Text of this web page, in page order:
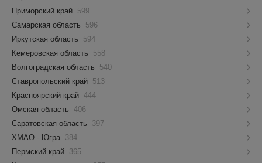
Приморский край 599
Самарская область
596
Иркутская область
594
Кемеровская область
558
Волгоградская область
540
Ставропольский край 513
Красноярский край 444
Омская область 406
Саратовская область
397
ХМАО - Югра 384
Пермский край 365